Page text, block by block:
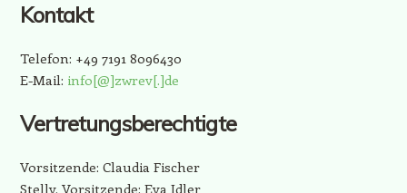
Kontakt
Telefon: +49 7191 8096430
E-Mail: info[@]zwrev[.]de
Vertretungsberechtigte
Vorsitzende: Claudia Fischer
Stellv. Vorsitzende: Eva Idler